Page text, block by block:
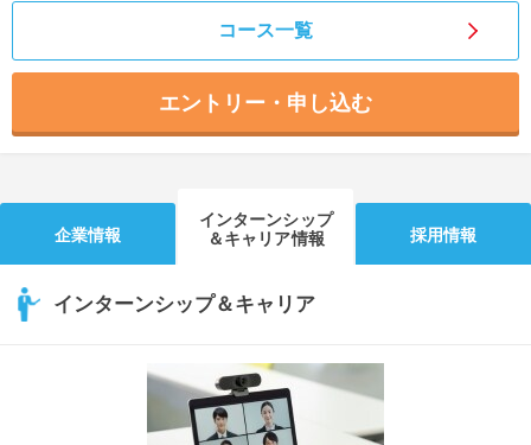
コース一覧
エントリー・申し込む
企業情報
インターンシップ
＆キャリア情報
採用情報
インターンシップ＆キャリア